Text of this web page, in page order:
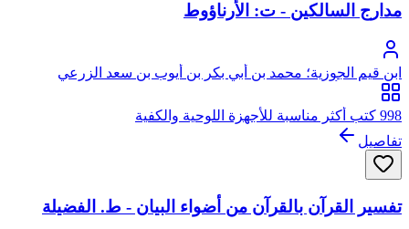
مدارج السالكين - ت: الأرناؤوط
ابن قيم الجوزية؛ محمد بن أبي بكر بن أيوب بن سعد الزرعي
الدمشقي، أبو عبد الله، شمس الدين
998 كتب أكثر مناسبة للأجهزة اللوحية والكفية
تفاصيل
تفسير القرآن بالقرآن من أضواء البيان - ط. الفضيلة